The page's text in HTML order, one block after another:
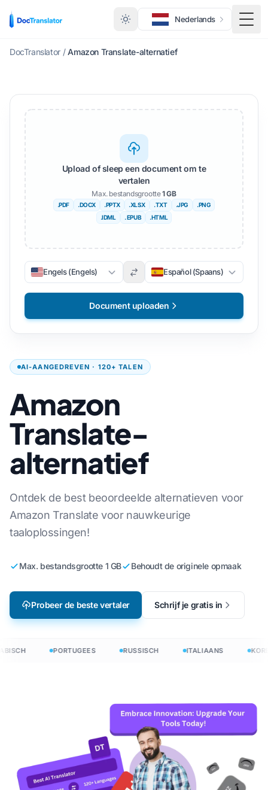
Nederlands
DocTranslator / Amazon Translate-alternatief
AI-AANGEDREVEN · 120+ TALEN
Amazon
Translate-
alternatief
Ontdek de best beoordeelde alternatieven voor
Amazon Translate voor nauwkeurige
taaloplossingen!
Max. bestandsgrootte 1 GB Behoudt de originele opmaak
Probeer de beste vertaler Schrijf je gratis in
Upload of sleep een document om te
vertalen
Max. bestandsgrootte1 GB
.PDF .DOCX .PPTX .XLSX .TXT .JPG
.PNG
.IDML
. EPUB .HTML
Engels (Engels) Español (Spaans)
Document uploaden
PORTUGEES RUSSISCH ITALIAANS